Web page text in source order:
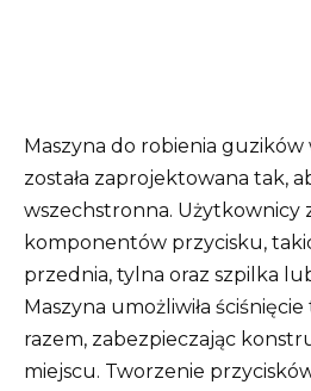
Maszyna do robienia
została zaprojektowana tak,
wszechstronna. Użytkownicy
komponentów przycisku,
przednia, tylna oraz szpilka
Maszyna umożliwiła
razem, zabezpieczając
miejscu. Tworzenie